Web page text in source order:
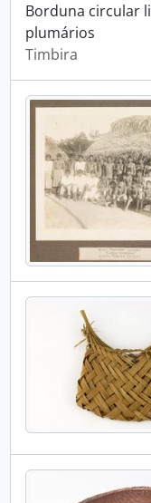
Borduna circular
plumários
Timbira